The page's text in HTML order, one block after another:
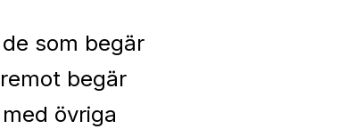
som begär
begär
övriga